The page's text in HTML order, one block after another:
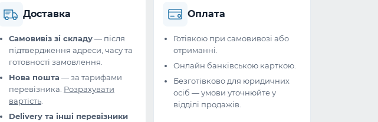
Доставка
Самовивіз зі складу— після
підтвердження адреси, часу та
готовності замовлення.
Нова пошта — за тарифами
перевізника. Розрахувати
вартість
Delivery та інші перевізники
Оплата
Готівкою при самовивозі або
отриманні.
Онлайн банківською карткою.
Безготівково для юридичних
осіб — умови уточнюйте у
відділі продажів.